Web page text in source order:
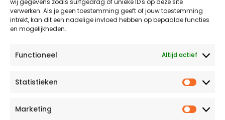
wij gegevens zoals surfgedrag of unieke ID's op deze site
verwerken. Als je geen toestemming geeft of jouw toestemming
intrekt, kan dit een nadelige invloed hebben op bepaalde functies
en mogelijkheden.
Functioneel Altijd actief
Statistieken
Marketing
je een aantal aanvullende dekkingen die veel worden
gekozen:
Opzittendenverzekering
Met een opzittendenverzekering zijn de bestuurder,
passagier en bagage gedekt tegen (letsel)schade,
aanvullende dekking is het niet van belang wie het